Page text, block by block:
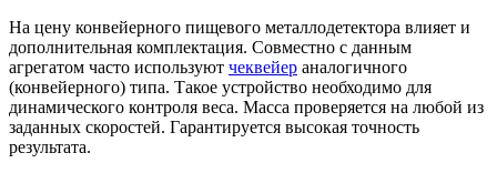
На цену конвейерного пищевого металлодетектора влияет и
дополнительная комплектация. Совместно с данным
агрегатом часто используют чеквейер аналогичного
(конвейерного) типа. Такое устройство необходимо для
динамического контроля веса. Масса проверяется на любой из
заданных скоростей. Гарантируется высокая точность
результата.